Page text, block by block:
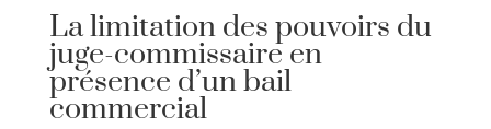
La limitation des pouvoirs du
juge-commissaire en
présence d’un bail
commercial